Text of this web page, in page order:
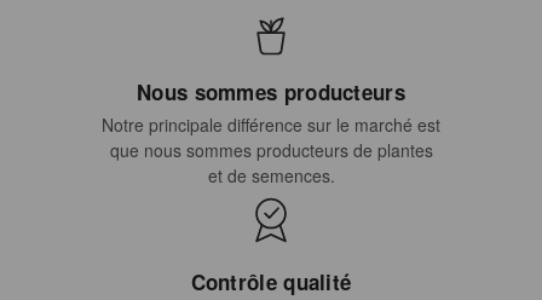
Nous sommes producteurs
Notre principale différence sur le marché est
que nous sommes producteurs de plantes
et de semences.
Contrôle qualité